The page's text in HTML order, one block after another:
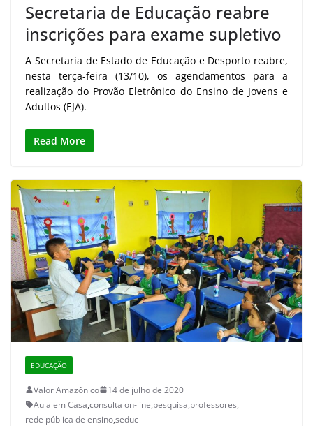
Secretaria de Educação reabre
inscrições para exame supletivo
A Secretaria de Estado de Educação e Desporto reabre,
nesta terça-feira (13/10), os agendamentos para a
realização do Provão Eletrônico do Ensino de Jovens e
Adultos (EJA).
Read More
EDUCAÇÃO
Valor Amazônico
14 de julho de 2020
Aula em Casa,consulta on-line,pesquisa,professores,
rede pública de ensino,seduc